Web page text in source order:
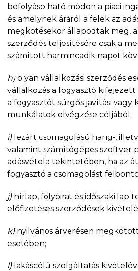
befolyásolható módon a piaci
és amelynek áráról a felek az
megkötésekor állapodtak meg,
szerződés teljesítésére csak a
számított harmincadik napot
h)olyan vállalkozási szerződés
vállalkozás a fogyasztó kifejezett
a fogyasztót sürgős javítási vagy
munkálatok elvégzése céljából;
i) lezárt csomagolású hang-,
valamint számítógépes szoftver
adásvétele tekintetében, ha az
fogyasztó a csomagolást
j) hírlap, folyóirat és időszaki lap
előfizetéses szerződések
k) nyilvános árverésen
esetében;
l) lakáscélú szolgáltatás